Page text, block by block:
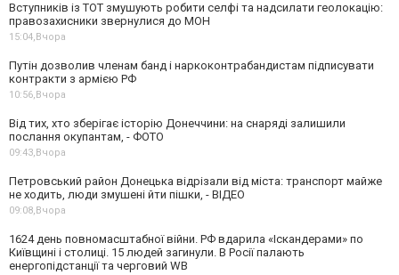
Вступників із ТОТ змушують робити селфі та надсилати геолокацію:
правозахисники звернулися до МОН
15:04,Вчора
Путін дозволив членам банд і наркоконтрабандистам підписувати
контракти з армією РФ
10:56,Вчора
Від тих, хто зберігає історію Донеччини: на снаряді залишили
послання окупантам, - ФОТО
09:43,Вчора
Петровський район Донецька відрізали від міста: транспорт майже
не ходить, люди змушені йти пішки, - ВІДЕО
09:08,Вчора
1624 день повномасштабної війни. РФ вдарила «Іскандерами» по
Київщині і столиці. 15 людей загинули. В Росії палають
енергопідстанції та черговий WB